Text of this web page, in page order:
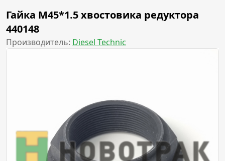
Гайка М45*1.5 хвостовика редуктора
440148
Производитель: Diesel Technic